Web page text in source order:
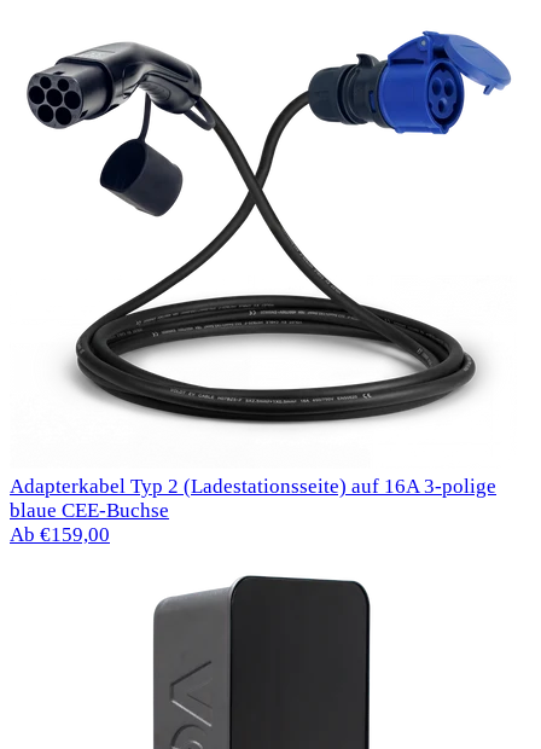
Adapterkabel Typ 2 (Ladestationsseite) auf 16A 3-polige
blaue CEE-Buchse
Ab €159,00